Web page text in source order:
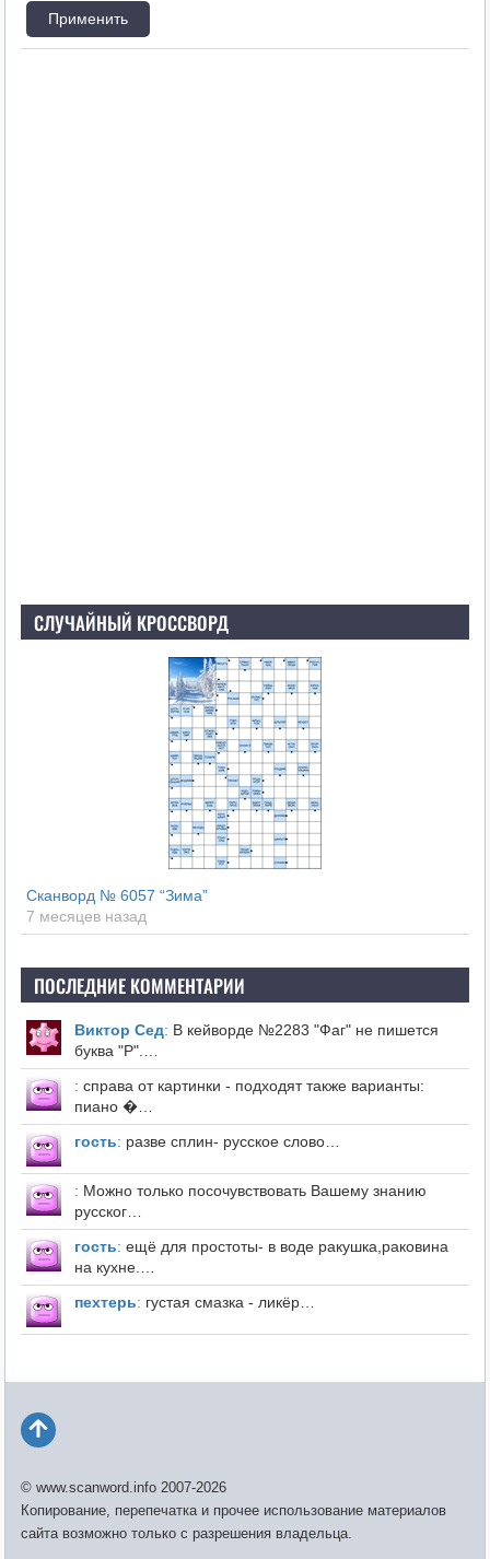
СЛУЧАЙНЫЙ КРОССВОРД
Сканворд № 6057 “Зима”
7 месяцев назад
ПОСЛЕДНИЕ КОММЕНТАРИИ
Виктор Сед: В кейворде №2283 "Фаг" не пишется
буква "Р".…
: справа от картинки - подходят также варианты:
пиано �…
гость: разве сплин- русское слово…
: Можно только посочувствовать Вашему знанию
русског…
гость: ещё для простоты- в воде ракушка,раковина
на кухне.…
пехтерь: густая смазка - ликёр…
© www.scanword.info 2007-2026
Копирование, перепечатка и прочее использование материалов
сайта возможно только с разрешения владельца.